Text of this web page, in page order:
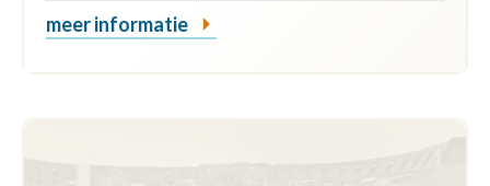
meer informatie